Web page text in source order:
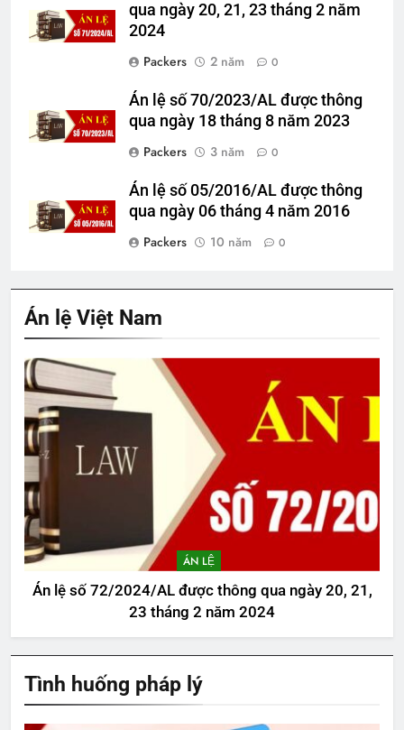
qua ngày 20, 21, 23 tháng 2 năm
2024
Packers
2 năm 0
Án lệ số 70/2023/AL được thông
qua ngày 18 tháng 8 năm 2023
Packers
3 năm 0
Án lệ số 05/2016/AL được thông
qua ngày 06 tháng 4 năm 2016
Packers
10 năm 0
Án lệ Việt Nam
ÁN LỆ
Án lệ số 72/2024/AL được thông qua ngày 20, 21,
23 tháng 2 năm 2024
Tình huống pháp lý